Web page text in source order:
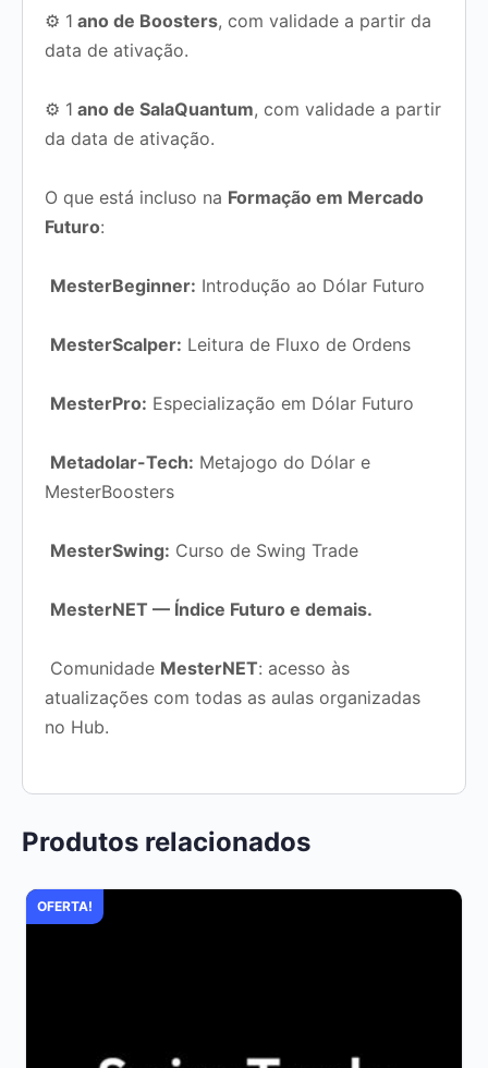
⚙ 1 ano de Boosters, com validade a partir da
data de ativação.
⚙ 1 ano de SalaQuantum, com validade a partir
da data de ativação.
O que está incluso na Formação em Mercado
Futuro:
MesterBeginner: Introdução ao Dólar Futuro
MesterScalper: Leitura de Fluxo de Ordens
MesterPro: Especialização em Dólar Futuro
Metadolar-Tech: Metajogo do Dólar e
MesterBoosters
MesterSwing: Curso de Swing Trade
MesterNET — Índice Futuro e demais.
‍ Comunidade MesterNET: acesso às
atualizações com todas as aulas organizadas
no Hub.
Produtos relacionados
OFERTA!